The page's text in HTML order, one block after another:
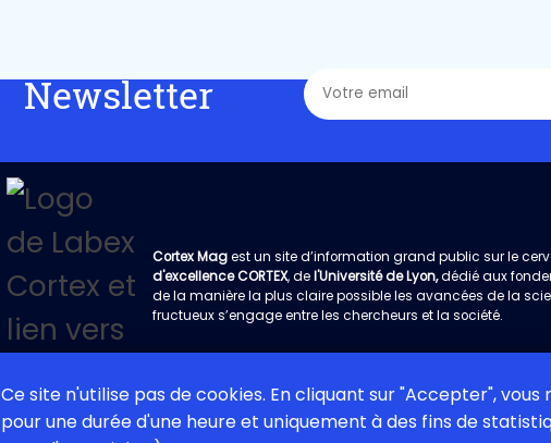
Ce site n'utilise pas de cookies. En cliquant sur "Accepter",
pour une durée d'une heure et uniquement à des fins de
Newsletter
Cortex Magest un site d’information grand public sur le
d'excellence CORTEX, del'Université de Lyon,dédié aux
de la manière la plus claire possible les avancées de la
fructueux s’engage entre les chercheurs et la société.